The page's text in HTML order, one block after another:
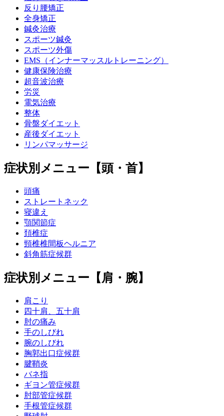
反り腰矯正
全身矯正
鍼灸治療
スポーツ鍼灸
スポーツ外傷
EMS（インナーマッスルトレーニング）
健康保険治療
超音波治療
労災
電気治療
整体
骨盤ダイエット
産後ダイエット
リンパマッサージ
症状別メニュー【頭・首】
頭痛
ストレートネック
寝違え
顎関節症
頚椎症
頸椎椎間板ヘルニア
斜角筋症候群
症状別メニュー【肩・腕】
肩こり
四十肩、五十肩
肘の痛み
手のしびれ
腕のしびれ
胸郭出口症候群
腱鞘炎
バネ指
ギヨン管症候群
肘部管症候群
手根管症候群